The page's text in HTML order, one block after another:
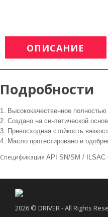
ОПИСАНИЕ
Подробности
1. Высококачественное
2. Создано на синтетической
3. Превосходная стойкость
4. Масло протестировано и
Спецификация API SN/SM / ILSAC
2026 © DRIVER - All Rights